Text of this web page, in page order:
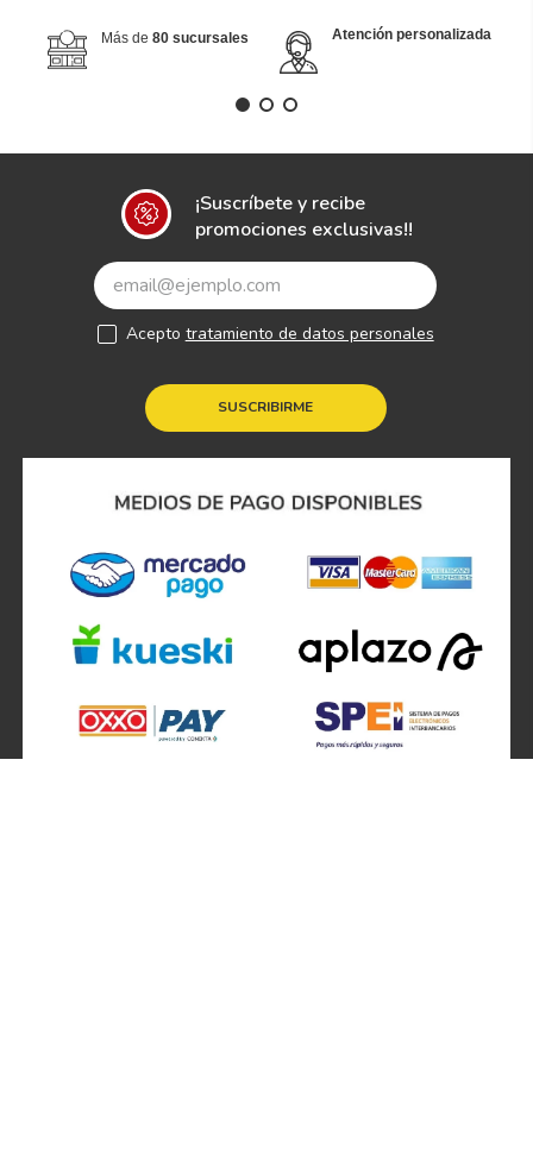
Más de 80 sucursales Atención personalizada
¡Suscríbete y recibe
promociones exclusivas!!
SUSCRIBIRME
Acepto tratamiento de datos personales